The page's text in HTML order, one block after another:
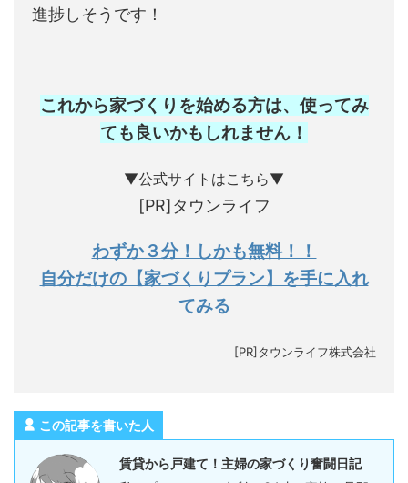
進捗しそうです！
これから家づくりを始める方は、使ってみ
ても良いかもしれません ！
▼公式サイトはこちら▼
[PR]タウンライフ
わずか３分！しかも無料！！
自分だけの【家づくりプラン】を手に入れ
てみる
[PR]タウンライフ株式会社
この記事を書いた人
賃貸から戸建て！主婦の家づくり奮闘日記